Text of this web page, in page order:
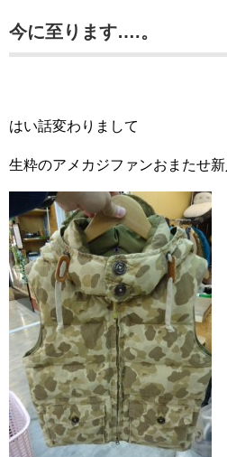
今に至ります….。
はい話変わりまして
生粋のアメカジファンおまたせ新